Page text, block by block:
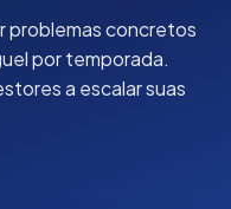
problemas concretos
por temporada.
a escalar suas